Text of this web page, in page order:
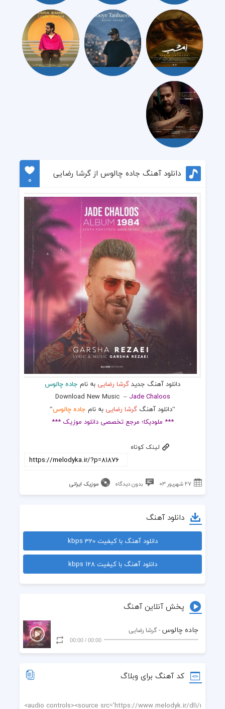
دانلود آهنگ جاده چالوس از گرشا رضایی
0
دانلود آهنگ جدیدگرشا رضایی به نام جاده چالوس
Download New Music – Jade Chaloos
“دانلود آهنگ گرشا رضایی به نام جاده چالوس“
*** ملودیکا؛ مرجع تخصصی دانلود موزیک ***
لینک کوتاه
۲۷ شهریور ۰۳ بدون دیدگاه موزیک ایرانی
دانلود آهنگ
دانلود آهنگ با کیفیت 320 kbps
دانلود آهنگ با کیفیت 128 kbps
پخش آنلاین آهنگ
جاده چالوس - گرشا رضایی
00:00
/
00:00
کد آهنگ برای وبلاگ